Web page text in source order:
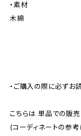
・素材
木綿
・ご購入の際に必ずお
こちらは 単品での販売
(コーディネートの参